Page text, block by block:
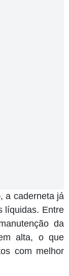
a caderneta já
líquidas. Entre
da
alta, o que
com melhor